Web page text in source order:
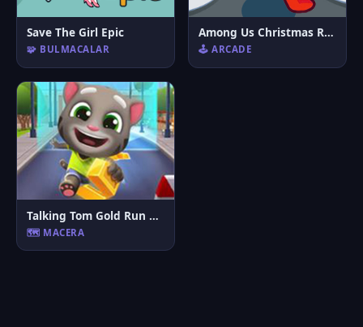
Save The Girl Epic
🧩 BULMACALAR
Among Us Christmas Run
🕹️ ARCADE
Talking Tom Gold Run Online
🗺️ MACERA